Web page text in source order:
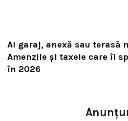
Ai garaj, anexă sau terasă
Amenzile și taxele care îi
în 2026